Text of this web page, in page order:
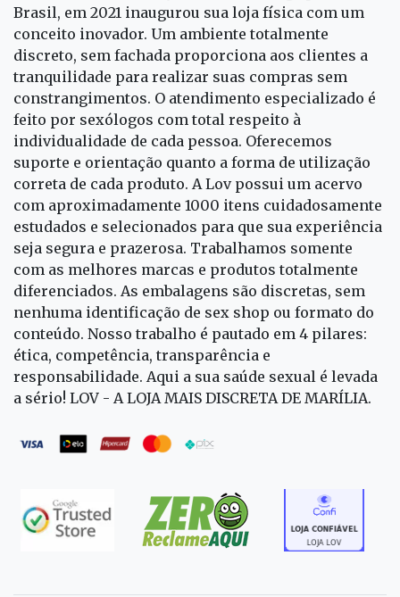
Brasil, em 2021 inaugurou sua loja física com um
conceito inovador. Um ambiente totalmente
discreto, sem fachada proporciona aos clientes a
tranquilidade para realizar suas compras sem
constrangimentos. O atendimento especializado é
feito por sexólogos com total respeito à
individualidade de cada pessoa. Oferecemos
suporte e orientação quanto a forma de utilização
correta de cada produto. A Lov possui um acervo
com aproximadamente 1000 itens cuidadosamente
estudados e selecionados para que sua experiência
seja segura e prazerosa. Trabalhamos somente
com as melhores marcas e produtos totalmente
diferenciados. As embalagens são discretas, sem
nenhuma identificação de sex shop ou formato do
conteúdo. Nosso trabalho é pautado em 4 pilares:
ética, competência, transparência e
responsabilidade. Aqui a sua saúde sexual é levada
a sério! LOV - A LOJA MAIS DISCRETA DE MARÍLIA.